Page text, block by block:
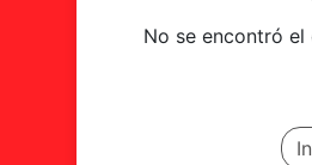
No se encontró